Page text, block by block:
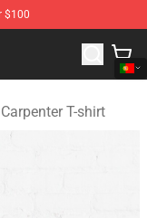
$100
Carpenter
T-shirt